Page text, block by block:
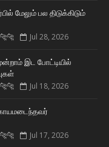
மேலும் பல திடுக்கிடும்
Jul 28, 2026
இட போட்டியில்
Jul 18, 2026
காயமடைந்தவர்
Jul 17, 2026